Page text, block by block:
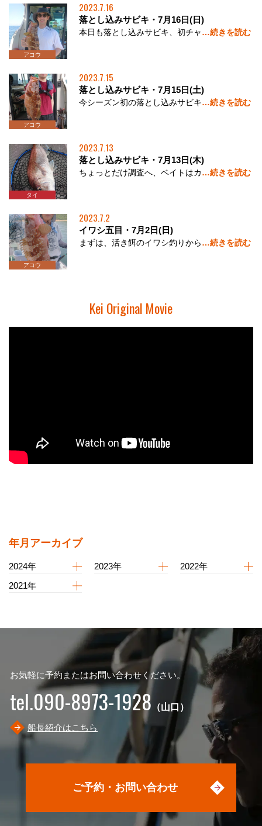
アコウ
2023.7.16
落とし込みサビキ・7月16日(日)
本日も落とし込みサビキ、初チャ…続きを読む
アコウ
2023.7.15
落とし込みサビキ・7月15日(土)
今シーズン初の落とし込みサビキ…続きを読む
アコウ
タイ
2023.7.13
落とし込みサビキ・7月13日(木)
ちょっとだけ調査へ、ベイトはカ…続きを読む
アコウ
2023.7.2
イワシ五目・7月2日(日)
まずは、活き餌のイワシ釣りから…続きを読む
Kei Original Movie
年月アーカイブ
2024年 2023年
2022年
2021年
お気軽に予約またはお問い合わせください。
tel.090-8973-1928 （山口）
船長紹介はこちら
ご予約・お問い合わせ